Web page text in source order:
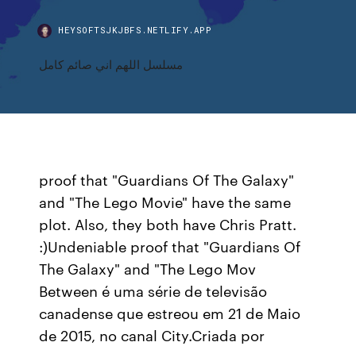
HEYSOFTSJKJBFS.NETLIFY.APP
مسلسل اللهم اني صائم كامل
proof that "Guardians Of The Galaxy"
and "The Lego Movie" have the same
plot. Also, they both have Chris Pratt.
:)Undeniable proof that "Guardians Of
The Galaxy" and "The Lego Mov
Between é uma série de televisão
canadense que estreou em 21 de Maio
de 2015, no canal City.Criada por